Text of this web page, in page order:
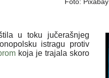
u toku jučerašnjeg
istragu protiv
koja je trajala skoro